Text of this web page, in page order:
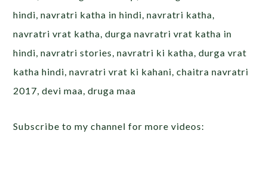
hindi, navratri katha in hindi, navratri katha,
navratri vrat katha, durga navratri vrat katha in
hindi, navratri stories, navratri ki katha, durga vrat
katha hindi, navratri vrat ki kahani, chaitra navratri
2017, devi maa, druga maa
Subscribe to my channel for more videos: